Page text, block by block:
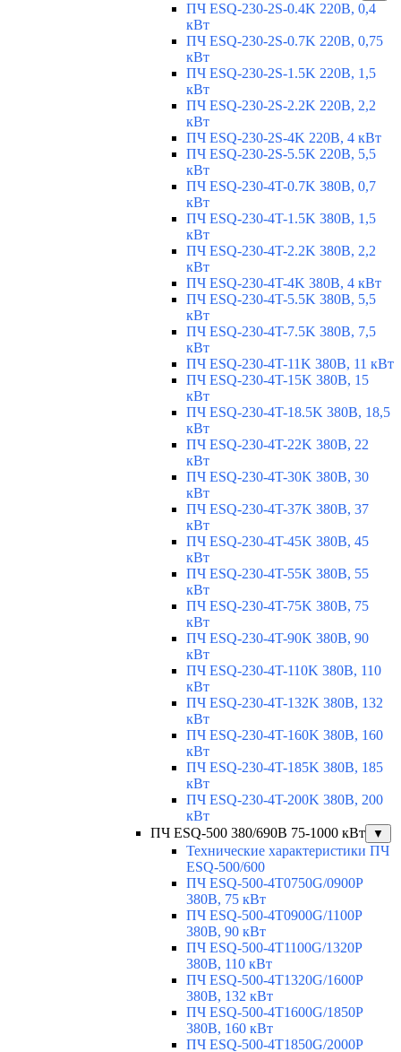
ПЧ ESQ-230-2S-0.4K 220В, 0,4
кВт
ПЧ ESQ-230-2S-0.7K 220В, 0,75
кВт
ПЧ ESQ-230-2S-1.5K 220В, 1,5
кВт
ПЧ ESQ-230-2S-2.2K 220В, 2,2
кВт
ПЧ ESQ-230-2S-4K 220В, 4 кВт
ПЧ ESQ-230-2S-5.5K 220В, 5,5
кВт
ПЧ ESQ-230-4T-0.7K 380В, 0,7
кВт
ПЧ ESQ-230-4T-1.5K 380В, 1,5
кВт
ПЧ ESQ-230-4T-2.2K 380В, 2,2
кВт
ПЧ ESQ-230-4T-4K 380В, 4 кВт
ПЧ ESQ-230-4T-5.5K 380В, 5,5
кВт
ПЧ ESQ-230-4T-7.5K 380В, 7,5
кВт
ПЧ ESQ-230-4T-11K 380В, 11 кВт
ПЧ ESQ-230-4T-15K 380В, 15
кВт
ПЧ ESQ-230-4T-18.5K 380В, 18,5
кВт
ПЧ ESQ-230-4T-22K 380В, 22
кВт
ПЧ ESQ-230-4T-30K 380В, 30
кВт
ПЧ ESQ-230-4T-37K 380В, 37
кВт
ПЧ ESQ-230-4T-45K 380В, 45
кВт
ПЧ ESQ-230-4T-55K 380В, 55
кВт
ПЧ ESQ-230-4T-75K 380В, 75
кВт
ПЧ ESQ-230-4T-90K 380В, 90
кВт
ПЧ ESQ-230-4T-110K 380В, 110
кВт
ПЧ ESQ-230-4T-132K 380В, 132
кВт
ПЧ ESQ-230-4T-160K 380В, 160
кВт
ПЧ ESQ-230-4T-185K 380В, 185
кВт
ПЧ ESQ-230-4T-200K 380В, 200
кВт
ПЧ ESQ-500 380/690В 75-1000 кВт
▼
Технические характеристики ПЧ
ESQ-500/600
ПЧ ESQ-500-4T0750G/0900P
380В, 75 кВт
ПЧ ESQ-500-4T0900G/1100P
380В, 90 кВт
ПЧ ESQ-500-4T1100G/1320P
380В, 110 кВт
ПЧ ESQ-500-4T1320G/1600P
380В, 132 кВт
ПЧ ESQ-500-4T1600G/1850P
380В, 160 кВт
ПЧ ESQ-500-4T1850G/2000P